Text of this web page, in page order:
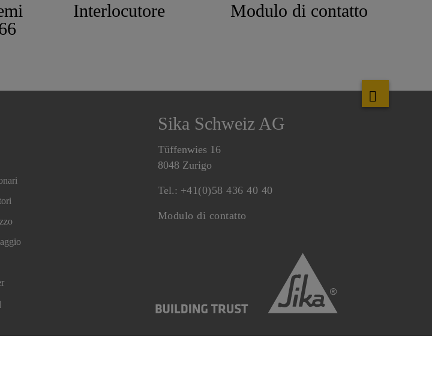
Interlocutore Modulo di contatto
Sika Schweiz AG
Tüffenwies 16
8048 Zurigo
Tel.: +41(0)58 436 40 40
Modulo di contatto